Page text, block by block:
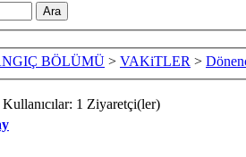
BÖLÜMÜ > VAKiTLER >
1 Ziyaretçi(ler)